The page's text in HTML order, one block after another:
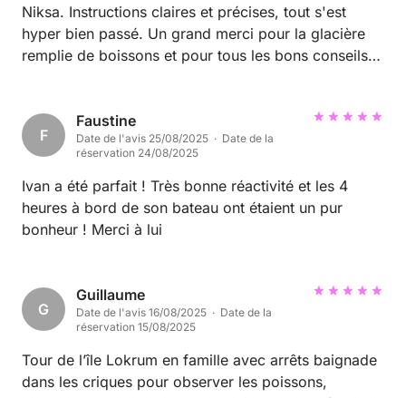
Niksa. Instructions claires et précises, tout s'est
hyper bien passé. Un grand merci pour la glacière
remplie de boissons et pour tous les bons conseils
F
Faustine
Date de l'avis 25/08/2025 · Date de la
réservation 24/08/2025
Ivan a été parfait ! Très bonne réactivité et les 4
heures à bord de son bateau ont étaient un pur
bonheur ! Merci à lui
G
Guillaume
Date de l'avis 16/08/2025 · Date de la
réservation 15/08/2025
Tour de l’île Lokrum en famille avec arrêts baignade
dans les criques pour observer les poissons,